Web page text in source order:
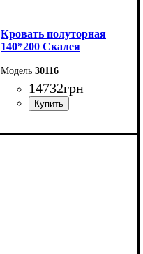
Кровать полуторная
140*200 Скалея
30116
14732грн
Ширина: 156 см